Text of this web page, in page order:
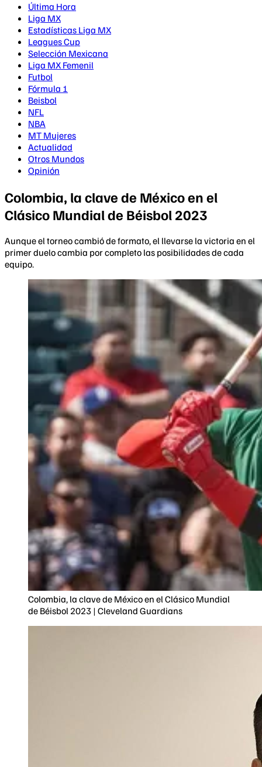
Última Hora
Liga MX
Estadísticas Liga MX
Leagues Cup
Selección Mexicana
Liga MX Femenil
Futbol
Fórmula 1
Beisbol
NFL
NBA
MT Mujeres
Actualidad
Otros Mundos
Opinión
Colombia, la clave de México en el
Clásico Mundial de Béisbol 2023
Aunque el torneo cambió de formato, el llevarse la victoria en el
primer duelo cambia por completo las posibilidades de cada
equipo.
Colombia, la clave de México en el Clásico Mundial
de Béisbol 2023 | Cleveland Guardians